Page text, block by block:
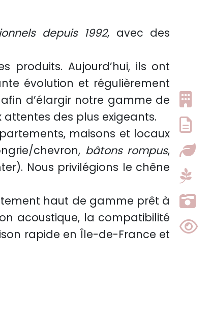
depuis 1992, avec des
produits. Aujourd’hui, ils ont
évolution et régulièrement
d’élargir notre gamme de
des plus exigeants.
maisons et locaux
chevron, bâtons rompus,
Nous privilégions le chêne
haut de gamme prêt à
acoustique, la compatibilité
rapide en Île-de-France et